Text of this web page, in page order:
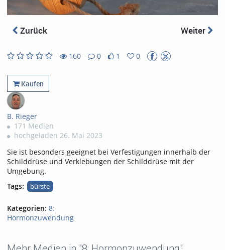
Zurück Weiter
160
views
0
Kommentare
1
likes
0
favorites
Kaufen
B. Rieger
171 Medien
hochgeladen 26. Mai 2023
Sie ist besonders geeignet bei Verfestigungen innerhalb der
Schilddrüse und Verklebungen der Schilddrüse mit der
Umgebung.
Tags:
bürste
Kategorien: 8:
Hormonzuwendung